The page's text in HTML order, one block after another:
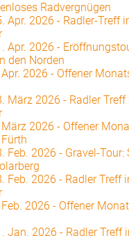
Radvergnügen
Apr. 2026 - Radler-Treff
Apr. 2026 -
den Norden
2026 - Offener
März 2026 - Radler Treff
2026 - Offener
Feb. 2026 - Gravel-Tour:
Feb. 2026 - Radler Treff
2026 - Offener
Jan. 2026 - Radler Treff